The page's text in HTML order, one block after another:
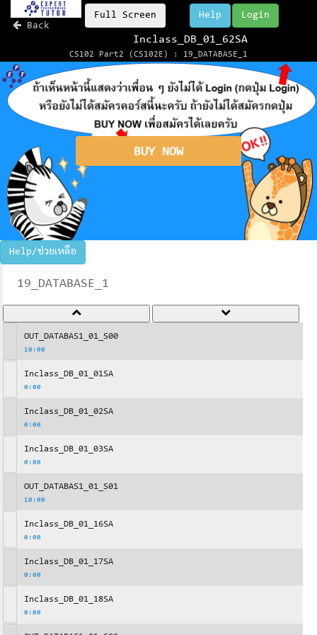
Back
Full Screen Login
Help
Inclass_DB_01_62SA
CS102 Part2 (CS102E) : 19_DATABASE_1
BUY NOW
Help/ช่วยเหลือ
19_DATABASE_1
OUT_DATABAS1_01_S00
10:00
Inclass_DB_01_01SA
0:00
Inclass_DB_01_02SA
0:00
Inclass_DB_01_03SA
0:00
OUT_DATABAS1_01_S01
10:00
Inclass_DB_01_16SA
0:00
Inclass_DB_01_17SA
0:00
Inclass_DB_01_18SA
0:00